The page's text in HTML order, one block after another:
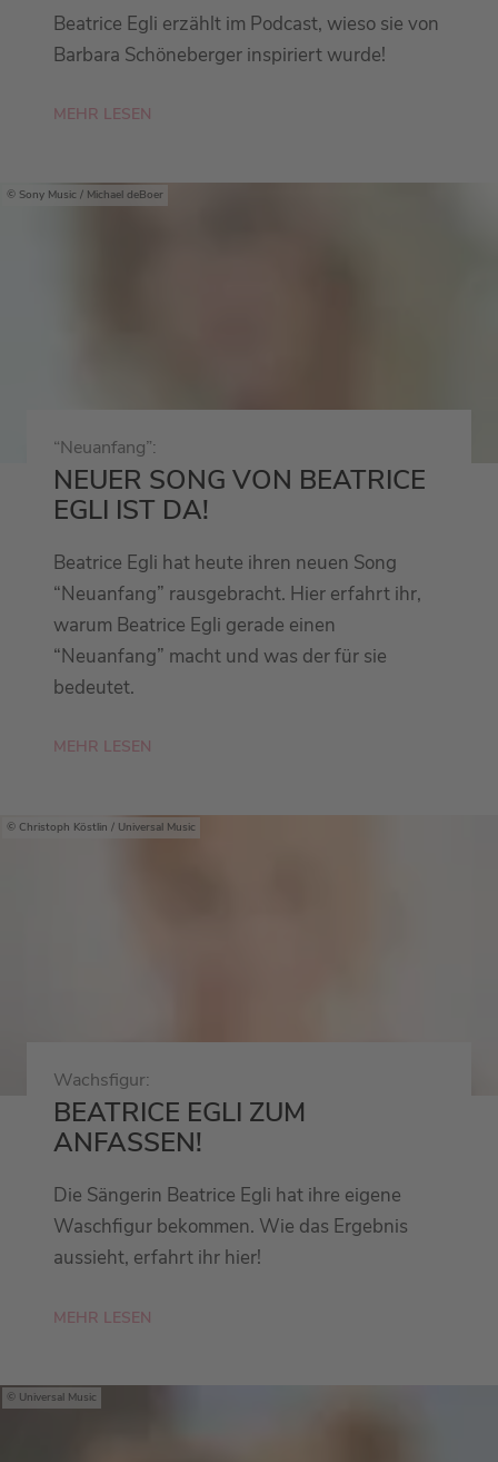
Beatrice Egli erzählt im Podcast, wieso sie von
Barbara Schöneberger inspiriert wurde!
MEHR LESEN
Sony Music / Michael deBoer
“Neuanfang”:
NEUER SONG VON BEATRICE
EGLI IST DA!
Beatrice Egli hat heute ihren neuen Song
“Neuanfang” rausgebracht. Hier erfahrt ihr,
warum Beatrice Egli gerade einen
“Neuanfang” macht und was der für sie
bedeutet.
MEHR LESEN
Christoph Köstlin / Universal Music
Wachsfigur:
BEATRICE EGLI ZUM
ANFASSEN!
Die Sängerin Beatrice Egli hat ihre eigene
Waschfigur bekommen. Wie das Ergebnis
aussieht, erfahrt ihr hier!
MEHR LESEN
Universal Music